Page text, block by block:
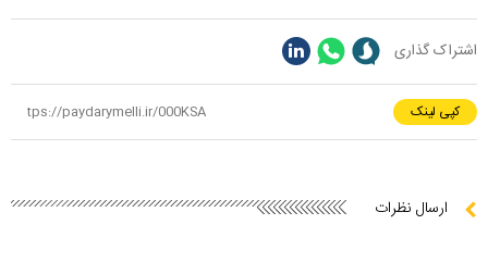
اشتراک گذاری
کپی لینک
ارسال نظرات